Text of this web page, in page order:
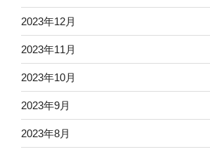
2023年12月
2023年11月
2023年10月
2023年9月
2023年8月